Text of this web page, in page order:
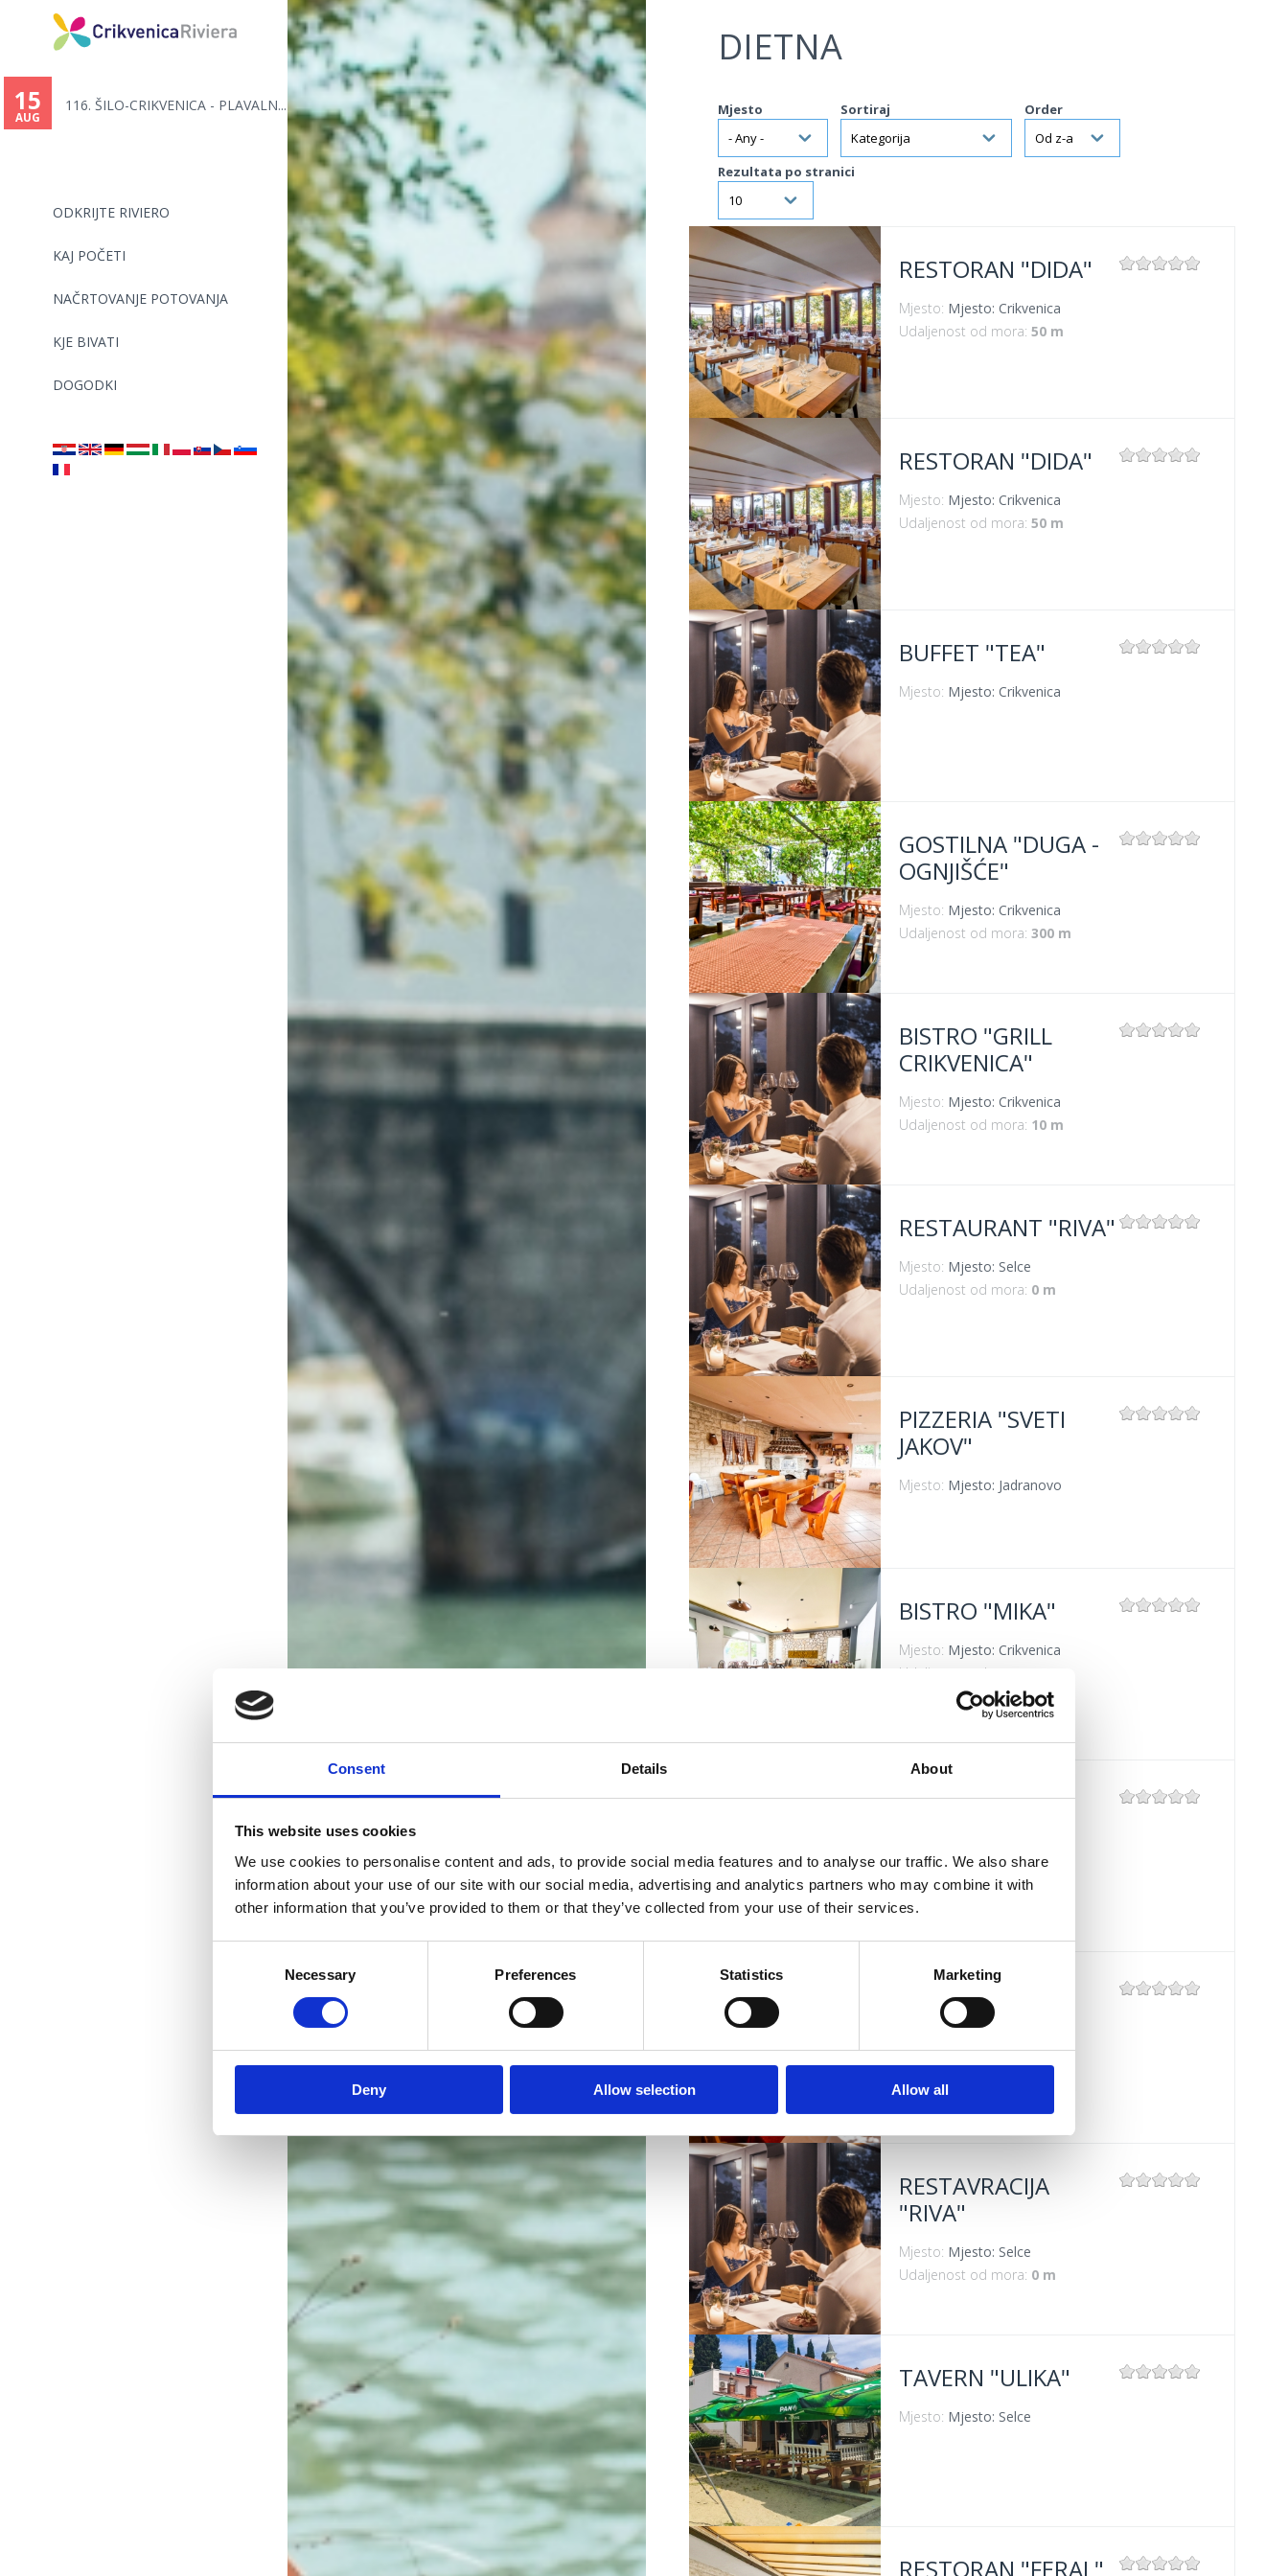
Consent Details About
This website uses cookies
We use cookies to personalise content and ads, to provide social media features and to analyse our traffic. We also share
information about your use of our site with our social media, advertising and analytics partners who may combine it with
other information that you’ve provided to them or that they’ve collected from your use of their services.
Necessary Preferences Statistics Marketing
Deny Allow selection Allow all
Jump to navigation
ODKRIJTE RIVIERO
KAJ POČETI
NAČRTOVANJE POTOVANJA
KJE BIVATI
DOGODKI
15
AUG
116. ŠILO-CRIKVENICA - PLAVALN...
DIETNA
Mjesto Sortiraj Order
Rezultata po stranici
VIŠE INFORMACIJA
RESTORAN "DIDA"
Mjesto: Mjesto: Crikvenica
Udaljenost od mora: 50 m
VIŠE INFORMACIJA
RESTORAN "DIDA"
Mjesto: Mjesto: Crikvenica
Udaljenost od mora: 50 m
VIŠE INFORMACIJA
BUFFET "TEA"
Mjesto: Mjesto: Crikvenica
VIŠE INFORMACIJA
GOSTILNA "DUGA -
OGNJIŠĆE"
Mjesto: Mjesto: Crikvenica
Udaljenost od mora: 300 m
VIŠE INFORMACIJA
BISTRO "GRILL
CRIKVENICA"
Mjesto: Mjesto: Crikvenica
Udaljenost od mora: 10 m
RESTAURANT "RIVA"
Mjesto: Mjesto: Selce
Udaljenost od mora: 0 m
PIZZERIA "SVETI
JAKOV"
Mjesto: Mjesto: Jadranovo
BISTRO "MIKA"
Mjesto: Mjesto: Crikvenica
Udaljenost od mora:
VIŠE INFORMACIJA
BISTROT "GRILL
Mjesto: Mjesto: Crikvenica
Udaljenost od mora:10 m
RESTAURANT
"KANTUNIĆ"
Udaljenost od mora:
VIŠE INFORMACIJA
RESTAVRACIJA
"RIVA"
Mjesto: Mjesto: Selce
Udaljenost od mora: 0 m
VIŠE INFORMACIJA
TAVERN "ULIKA"
Mjesto: Mjesto: Selce
RESTORAN "FERAL"